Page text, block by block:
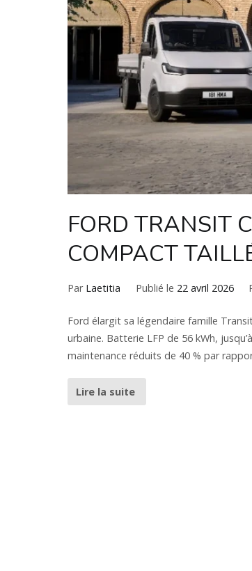
FORD TRANSIT
COMPACT
Par Laetitia Publié le 22 avril 2026
Ford élargit sa légendaire famille
urbaine. Batterie LFP de 56 kWh,
maintenance réduits de 40 % par
Lire la suite